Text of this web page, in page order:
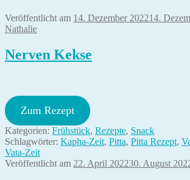
Veröffentlicht am 14. Dezember 202214.
Nathalie
Nerven Kekse
Zum Rezept
Kategorien: Frühstück, Rezepte, Snack
Schlagwörter: Kapha-Zeit, Pitta, Pitta Rezept,
Vata-Zeit
Veröffentlicht am 22. April 202230. August